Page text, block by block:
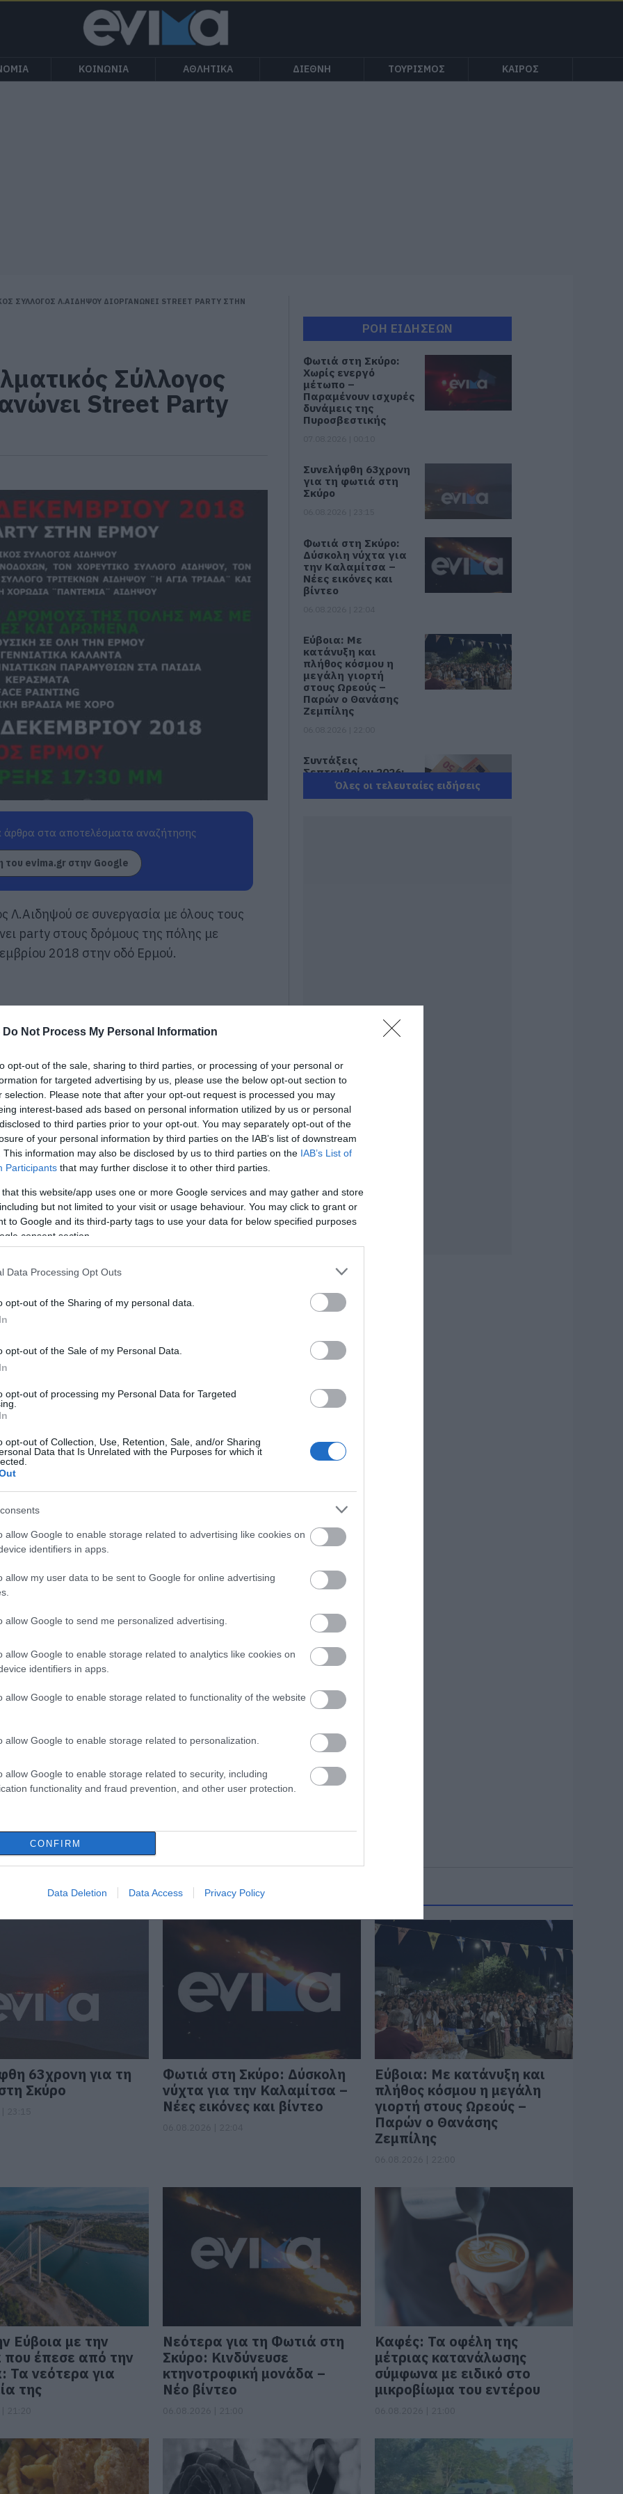
Do Not Process My Personal Information
opt-out of the sale, sharing to third parties, or processing of your personal or
for targeted advertising by us, please use the below opt-out section to
selection. Please note that after your opt-out request is processed you may
interest-based ads based on personal information utilized by us or personal
to third parties prior to your opt-out. You may separately opt-out of the
of your personal information by third parties on the IAB’s list of downstream
This information may also be disclosed by us to third parties on the IAB’s List of
Participants that may further disclose it to other third parties.
that this website/app uses one or more Google services and may gather and store
but not limited to your visit or usage behaviour. You may click to grant or
to Google and its third-party tags to use your data for below specified purposes
consent section.
Data Processing Opt Outs
opt-out of the Sharing of my personal data.
opt-out of the Sale of my Personal Data.
opt-out of processing my Personal Data for Targeted
opt-out of Collection, Use, Retention, Sale, and/or Sharing
Data that Is Unrelated with the Purposes for which it
allow Google to enable storage related to advertising like cookies on
identifiers in apps.
allow my user data to be sent to Google for online advertising
allow Google to send me personalized advertising.
allow Google to enable storage related to analytics like cookies on
identifiers in apps.
allow Google to enable storage related to functionality of the website
allow Google to enable storage related to personalization.
allow Google to enable storage related to security, including
functionality and fraud prevention, and other user protection.
CONFIRM
Data Deletion Data Access Privacy Policy
ΚΟΙΝΩΝΙΑ ΑΘΛΗΤΙΚΑ ΔΙΕΘΝΗ ΤΟΥΡΙΣΜΟΣ ΚΑΙΡΟΣ
ΣΥΛΛΟΓΟΣ Λ.ΑΙΔΗΨΟΥ ΔΙΟΡΓΑΝΩΝΕΙ STREET PARTY ΣΤΗΝ
Σύλλογος
Street Party
στα αποτελέσματα αναζήτησης
του evima.gr στην Google
Λ.Αιδηψού σε συνεργασία με όλους τους
party στους δρόμους της πόλης με
2018 στην οδό Ερμού.
News
Εύβοια
για την
ΡΟΗ ΕΙΔΗΣΕΩΝ
Φωτιά στη Σκύρο:
Χωρίς ενεργό
μέτωπο –
Παραμένουν ισχυρές
δυνάμεις της
Πυροσβεστικής
Συνελήφθη 63χρονη
για τη φωτιά στη
Σκύρο
Φωτιά στη Σκύρο:
Δύσκολη νύχτα για
την Καλαμίτσα –
Νέες εικόνες και
βίντεο
Εύβοια: Με
κατάνυξη και
πλήθος κόσμου η
μεγάλη γιορτή
στους Ωρεούς –
Παρών ο Θανάσης
Ζεμπίλης
Συντάξεις
Σεπτεμβρίου 2026:
Πότε πληρώνονται
οι δικαιούχοι – Οι
Καφές: Τα οφέλη
της μέτριας
κατανάλωσης
σύμφωνα με ειδικό
στο μικροβίωμα του
εντέρου
06.08.2026 | 21:00
Εύβοια:
Ολοκληρώθηκε
μεγάλο έργο
Ο λόγος που
τηγανίζουμε ψάρια
του Σωτήρος – Πως
θα κάνετε το τέλειο
μαγείρεμα
Θρήνος στην Εύβοια:
37χρονος που είχε
τροχαίο με
αγριογούρουνο
Νέο σοβαρό τροχαίο
αυτοκίνητο
06.08.2026 | 20:00
Έσπασαν πιάτα στο
– Βίντεο από τη
Σύμη
Φωτιά στη Σκύρο:
στο Νησί,
συγκλονιστική
εικόνες και βίντεο
06.08.2026 | 19:40
Ξεκινάει τεράστιο
έργο αξίας
Εύβοια – Δείτε πού
Όλες οι τελευταίες ειδήσεις
63χρονη για τη
Σκύρο
Φωτιά στη Σκύρο: Δύσκολη
νύχτα για την Καλαμίτσα –
Νέες εικόνες και βίντεο
Εύβοια: Με κατάνυξη και
πλήθος κόσμου η μεγάλη
γιορτή στους Ωρεούς –
Παρών ο Θανάσης
Ζεμπίλης
Εύβοια με την
που έπεσε από την
Τα νεότερα για
της
Νεότερα για τη Φωτιά στη
Σκύρο: Κινδύνευσε
κτηνοτροφική μονάδα –
Νέο βίντεο
Καφές: Τα οφέλη της
μέτριας κατανάλωσης
σύμφωνα με ειδικό στο
μικροβίωμα του εντέρου